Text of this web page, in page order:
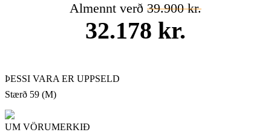
Almennt verð 39.900 kr.
32.178 kr.
ÞESSI VARA ER UPPSELD
Stærð 59 (M)
UM VÖRUMERKIÐ